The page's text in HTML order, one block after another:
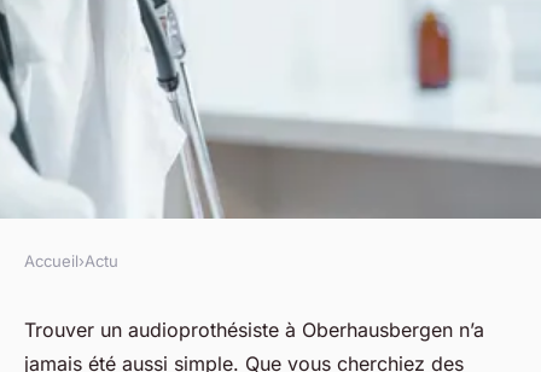
Trouvez votre
Accueil›Actu
Trouver un audioprothésiste à Oberhausbergen n’a
jamais été aussi simple. Que vous cherchiez des